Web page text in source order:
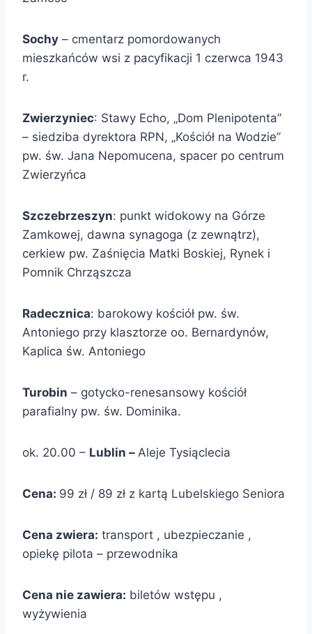
Sochy – cmentarz pomordowanych
mieszkańców wsi z pacyfikacji 1 czerwca 1943
r.
Zwierzyniec: Stawy Echo, „Dom Plenipotenta”
– siedziba dyrektora RPN, „Kościół na Wodzie”
pw. św. Jana Nepomucena, spacer po centrum
Zwierzyńca
Szczebrzeszyn: punkt widokowy na Górze
Zamkowej, dawna synagoga (z zewnątrz),
cerkiew pw. Zaśnięcia Matki Boskiej, Rynek i
Pomnik Chrząszcza
Radecznica: barokowy kościół pw. św.
Antoniego przy klasztorze oo. Bernardynów,
Kaplica św. Antoniego
Turobin – gotycko-renesansowy kościół
parafialny pw. św. Dominika.
ok. 20.00 – Lublin – Aleje Tysiąclecia
Cena: 99 zł / 89 zł z kartą Lubelskiego Seniora
Cena zwiera: transport , ubezpieczanie ,
opiekę pilota – przewodnika
Cena nie zawiera: biletów wstępu ,
wyżywienia